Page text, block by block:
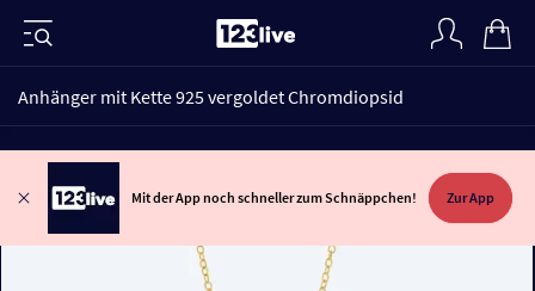
Anhänger mit Kette 925 vergoldet Chromdiopsid
Mit der App noch schneller zum Schnäppchen! Zur App